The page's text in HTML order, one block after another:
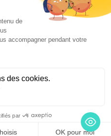
Tous droits réservés
au titre de la catégorie :